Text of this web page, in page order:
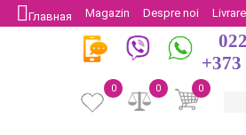
Главная Magazin Despre noi Livrare
Protectia Consumatorului
+373
0
0
0